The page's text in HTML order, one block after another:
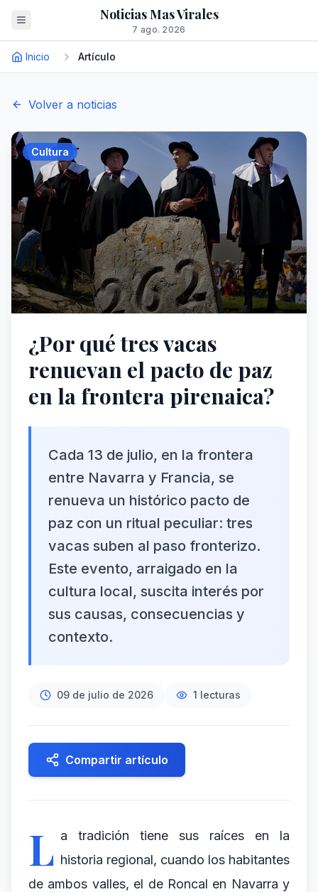
Noticias Mas Virales
7 ago. 2026
Inicio Artículo
Volver a noticias
Cultura
¿Por qué tres vacas
renuevan el pacto de paz
en la frontera pirenaica?
Cada 13 de julio, en la frontera
entre Navarra y Francia, se
renueva un histórico pacto de
paz con un ritual peculiar: tres
vacas suben al paso fronterizo.
Este evento, arraigado en la
cultura local, suscita interés por
sus causas, consecuencias y
contexto.
09 de julio de 2026 1 lecturas
Compartir artículo
L a tradición tiene sus raíces en la
historia regional, cuando los habitantes
de ambos valles, el de Roncal en Navarra y